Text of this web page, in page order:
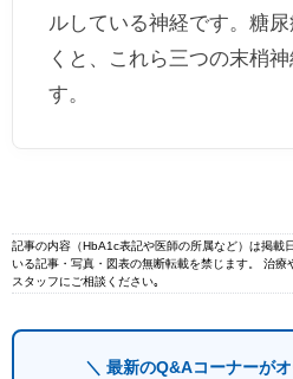
ルしている神経です。糖
くと、これら三つの末梢
す。
記事の内容（HbA1c表記や医師の所属など）は掲載
いる記事・写真・図表の無断転載を禁じます。 治
スタッフにご相談ください｡
＼ 最新のQ&Aコーナーが